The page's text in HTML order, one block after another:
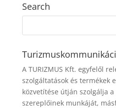
Search
A TURIZMUS Kft. egyfelől
szolgáltatások és termékek
közvetítése útján szolgálja
szereplőinek munkáját,